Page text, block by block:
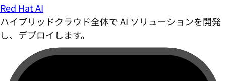
Red Hat AI
ハイブリッドクラウド全体で AI ソリューションを開発
し、デプロイします。